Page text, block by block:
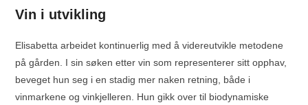
Vin i utvikling
Elisabetta arbeidet kontinuerlig med å videreutvikle metodene
på gården. I sin søken etter vin som representerer sitt opphav,
beveget hun seg i en stadig mer naken retning, både i
vinmarkene og vinkjelleren. Hun gikk over til biodynamiske